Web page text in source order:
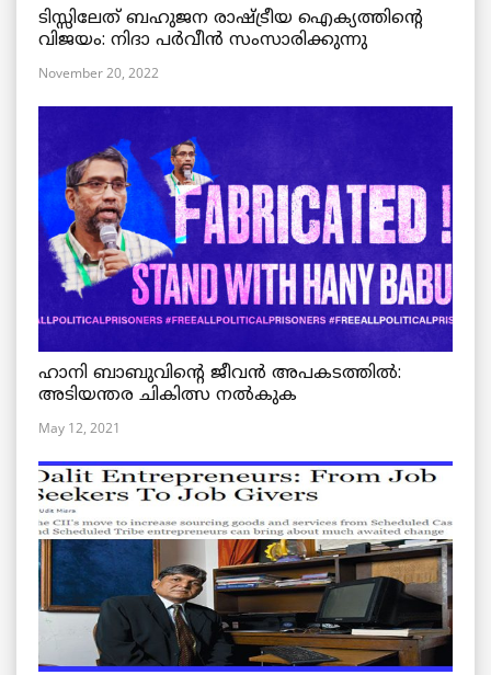
ടിസ്സിലേത് ബഹുജന രാഷ്ട്രീയ ഐക്യത്തിന്റെ
വിജയം: നിദാ പർവീൻ സംസാരിക്കുന്നു
November 20, 2022
ഹാനി ബാബുവിന്റെ ജീവൻ അപകടത്തിൽ:
അടിയന്തര ചികിത്സ നൽകുക
May 12, 2021